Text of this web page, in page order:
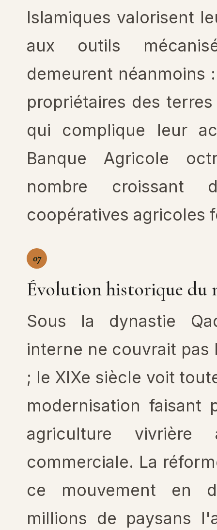
Islamiques valorisent
aux outils
demeurent néanmoins
propriétaires des
qui complique leur
Banque Agricole
nombre
coopératives agricoles
07
Évolution historique du
Sous la dynastie
interne ne couvrait pas
; le XIXe siècle voit
modernisation faisant
agriculture
commerciale. La
ce mouvement en
millions de paysans